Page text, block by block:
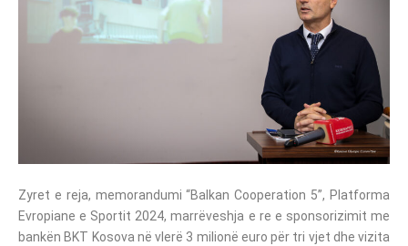
Zyret e reja, memorandumi “Balkan Cooperation 5”, Platforma
Evropiane e Sportit 2024, marrëveshja e re e sponsorizimit me
bankën BKT Kosova në vlerë 3 milionë euro për tri vjet dhe vizita